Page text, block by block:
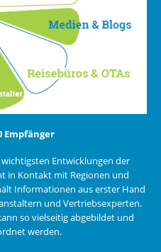
Empfänger
Entwicklungen der
in Kontakt mit Regionen und
Informationen aus erster Hand
und Vertriebsexperten.
so vielseitig abgebildet und
werden.